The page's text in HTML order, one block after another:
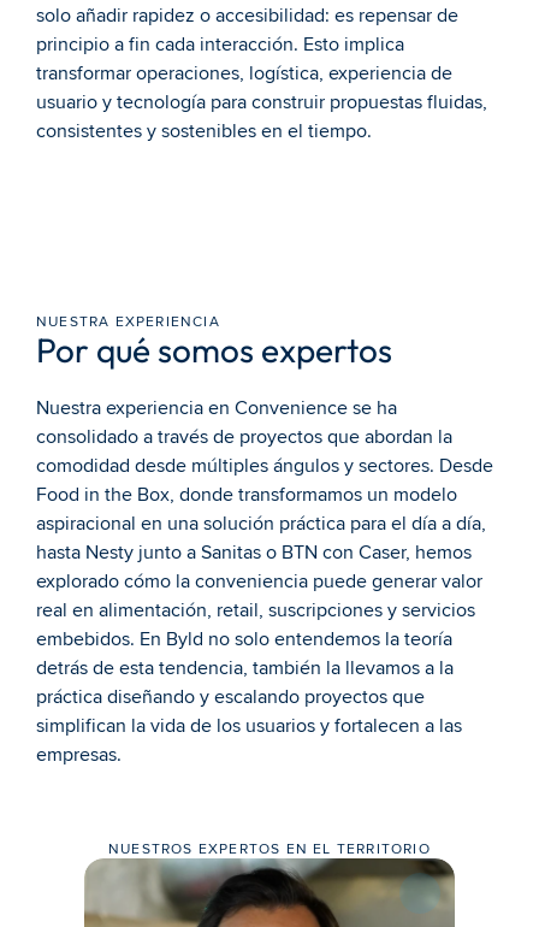
solo añadir rapidez o accesibilidad: es repensar de
principio a fin cada interacción. Esto implica
transformar operaciones, logística, experiencia de
usuario y tecnología para construir propuestas fluidas,
consistentes y sostenibles en el tiempo.
NUESTRA EXPERIENCIA
Por qué somos expertos
Nuestra experiencia en Convenience se ha
consolidado a través de proyectos que abordan la
comodidad desde múltiples ángulos y sectores. Desde
Food in the Box, donde transformamos un modelo
aspiracional en una solución práctica para el día a día,
hasta Nesty junto a Sanitas o BTN con Caser, hemos
explorado cómo la conveniencia puede generar valor
real en alimentación, retail, suscripciones y servicios
embebidos. En Byld no solo entendemos la teoría
detrás de esta tendencia, también la llevamos a la
práctica diseñando y escalando proyectos que
simplifican la vida de los usuarios y fortalecen a las
empresas.
NUESTROS EXPERTOS EN EL TERRITORIO